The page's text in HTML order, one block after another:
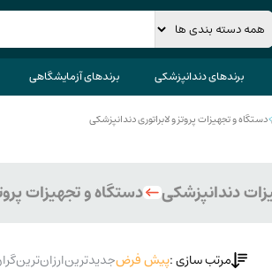
برندهای دندانپزشکی برندهای آزمایشگاهی
>دستگاه و تجهیزات پروتز و لابراتوری دندانپزشکی
دندانپزشکی دستگاه و تجهیزات
مرتب سازی :پیش فرضجدیدترینارزان‌ترین